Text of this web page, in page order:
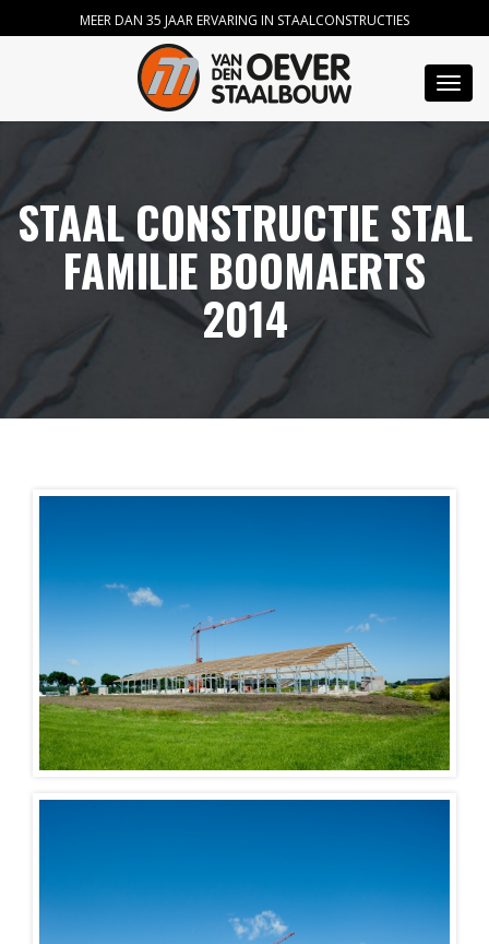
MEER DAN 35 JAAR ERVARING IN STAALCONSTRUCTIES
STAAL CONSTRUCTIE STAL
FAMILIE BOOMAERTS
2014